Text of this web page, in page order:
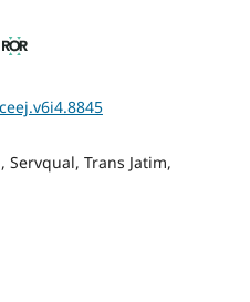
Servqual, Trans Jatim,